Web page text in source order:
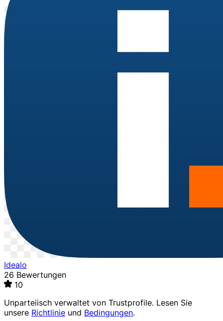
Idealo
26 Bewertungen
10
Unparteiisch verwaltet von Trustprofile. Lesen Sie
unsere Richtlinie und Bedingungen.